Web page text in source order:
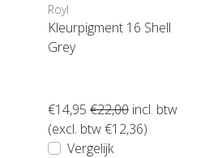
Royl
Kleurpigment 16 Shell
Grey
€14,95 €22,00 incl. btw
(excl. btw €12,36)
Vergelijk